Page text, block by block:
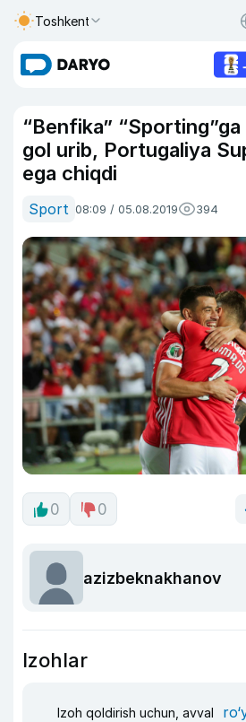
Toshkent
“Benfika”
gol urib, Portugaliya
ega chiqdi
Sport 08:09 / 05.08.2019 394
0 0
azizbeknakhanov
Izohlar
Izoh qoldirish uchun, avval